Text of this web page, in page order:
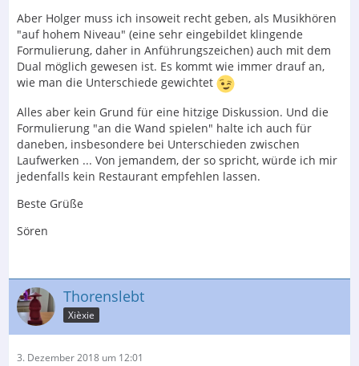
Aber Holger muss ich insoweit recht geben, als Musikhören
"auf hohem Niveau" (eine sehr eingebildet klingende
Formulierung, daher in Anführungszeichen) auch mit dem
Dual möglich gewesen ist. Es kommt wie immer drauf an,
wie man die Unterschiede gewichtet
Alles aber kein Grund für eine hitzige Diskussion. Und die
Formulierung "an die Wand spielen" halte ich auch für
daneben, insbesondere bei Unterschieden zwischen
Laufwerken ... Von jemandem, der so spricht, würde ich mir
jedenfalls kein Restaurant empfehlen lassen.
Beste Grüße
Sören
Thorenslebt
Xièxie
3. Dezember 2018 um 12:01